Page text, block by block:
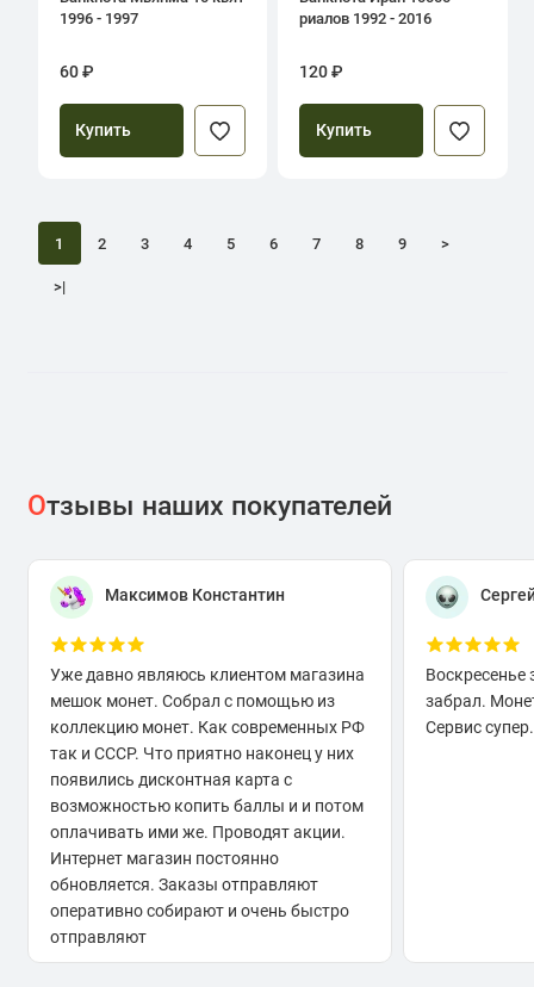
1996 - 1997
60 ₽
Купить
риалов 1992 - 2016
120 ₽
Купить
1 2 3 4 5 6 7 8 9 >
>|
Отзывы наших покупателей
Максимов Константин
Уже давно являюсь клиентом магазина
мешок монет. Собрал с помощью из
коллекцию монет. Как современных РФ
так и СССР. Что приятно наконец у них
появились дисконтная карта с
возможностью копить баллы и и потом
оплачивать ими же. Проводят акции.
Интернет магазин постоянно
обновляется. Заказы отправляют
оперативно собирают и очень быстро
отправляют
Воскресенье
забрал.
Сервис